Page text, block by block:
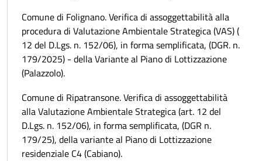
Comune di Folignano. Verifica di assoggettabilità alla
procedura di Valutazione Ambientale Strategica (VAS) (
12 del D.Lgs. n. 152/06), in forma semplificata, (DGR. n.
179/2025) - della Variante al Piano di Lottizzazione
(Palazzolo).
Comune di Ripatransone. Verifica di assoggettabilità
alla Valutazione Ambientale Strategica (art. 12 del
D.Lgs. n. 152/06), in forma semplificata, (DGR n.
179/25), della variante al Piano di Lottizzazione
residenziale C4 (Cabiano).